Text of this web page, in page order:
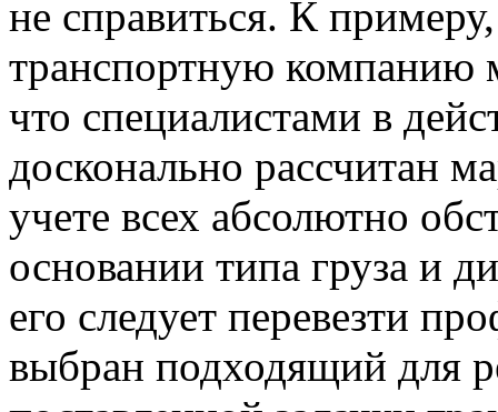
не справиться. К
транспортную компанию
что специалистами в
досконально рассчитан
учете всех абсолютно
основании типа груза и
его следует перевезти
выбран подходящий для